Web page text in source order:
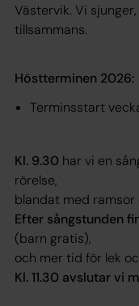
Västervik. Vi
tillsammans.
Höstterminen 2026:
Terminsstart
Kl. 9.30 har vi en
rörelse,
blandat med
Efter sångstunden
(barn gratis),
och mer tid för lek
Kl. 11.30 avslutar vi